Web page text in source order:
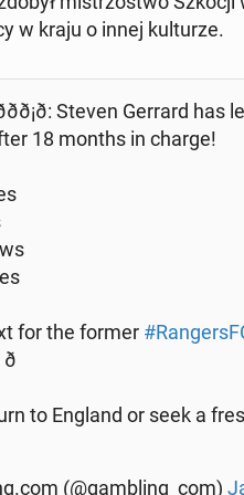
w kraju o innej kul­tu­rze.
Steven
18 months in charge!
for the former
to England or seek a
(@gam­bling_com)